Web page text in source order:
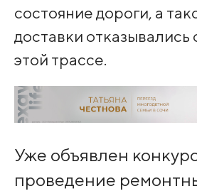
состояние дороги, а
доставки отказывались
этой трассе.
Уже объявлен
проведение